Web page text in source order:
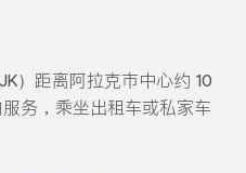
）距离阿拉克市中心约 10
务，乘坐出租车或私家车